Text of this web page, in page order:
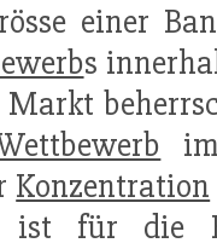
einer
s
Konzentration
ist für die